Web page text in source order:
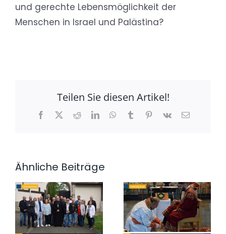
und gerechte Lebensmöglichkeit der
Menschen in Israel und Palästina?
Teilen Sie diesen Artikel!
Facebook
X RedditLinkedInWhatsApp
TumblrPinterest
Vk
E-
Ähnliche Beiträge